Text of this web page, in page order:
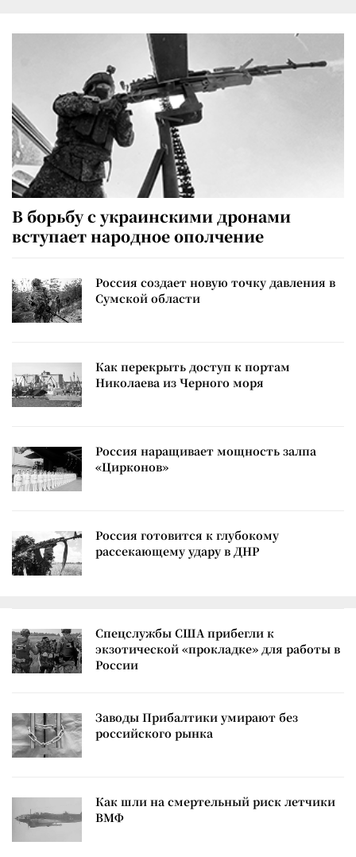
В борьбу с украинскими дронами
вступает народное ополчение
Россия создает новую точку давления в
Сумской области
Как перекрыть доступ к портам
Николаева из Черного моря
Россия наращивает мощность залпа
«Цирконов»
Россия готовится к глубокому
рассекающему удару в ДНР
Спецслужбы США прибегли к
экзотической «прокладке» для работы в
России
Заводы Прибалтики умирают без
российского рынка
Как шли на смертельный риск летчики
ВМФ